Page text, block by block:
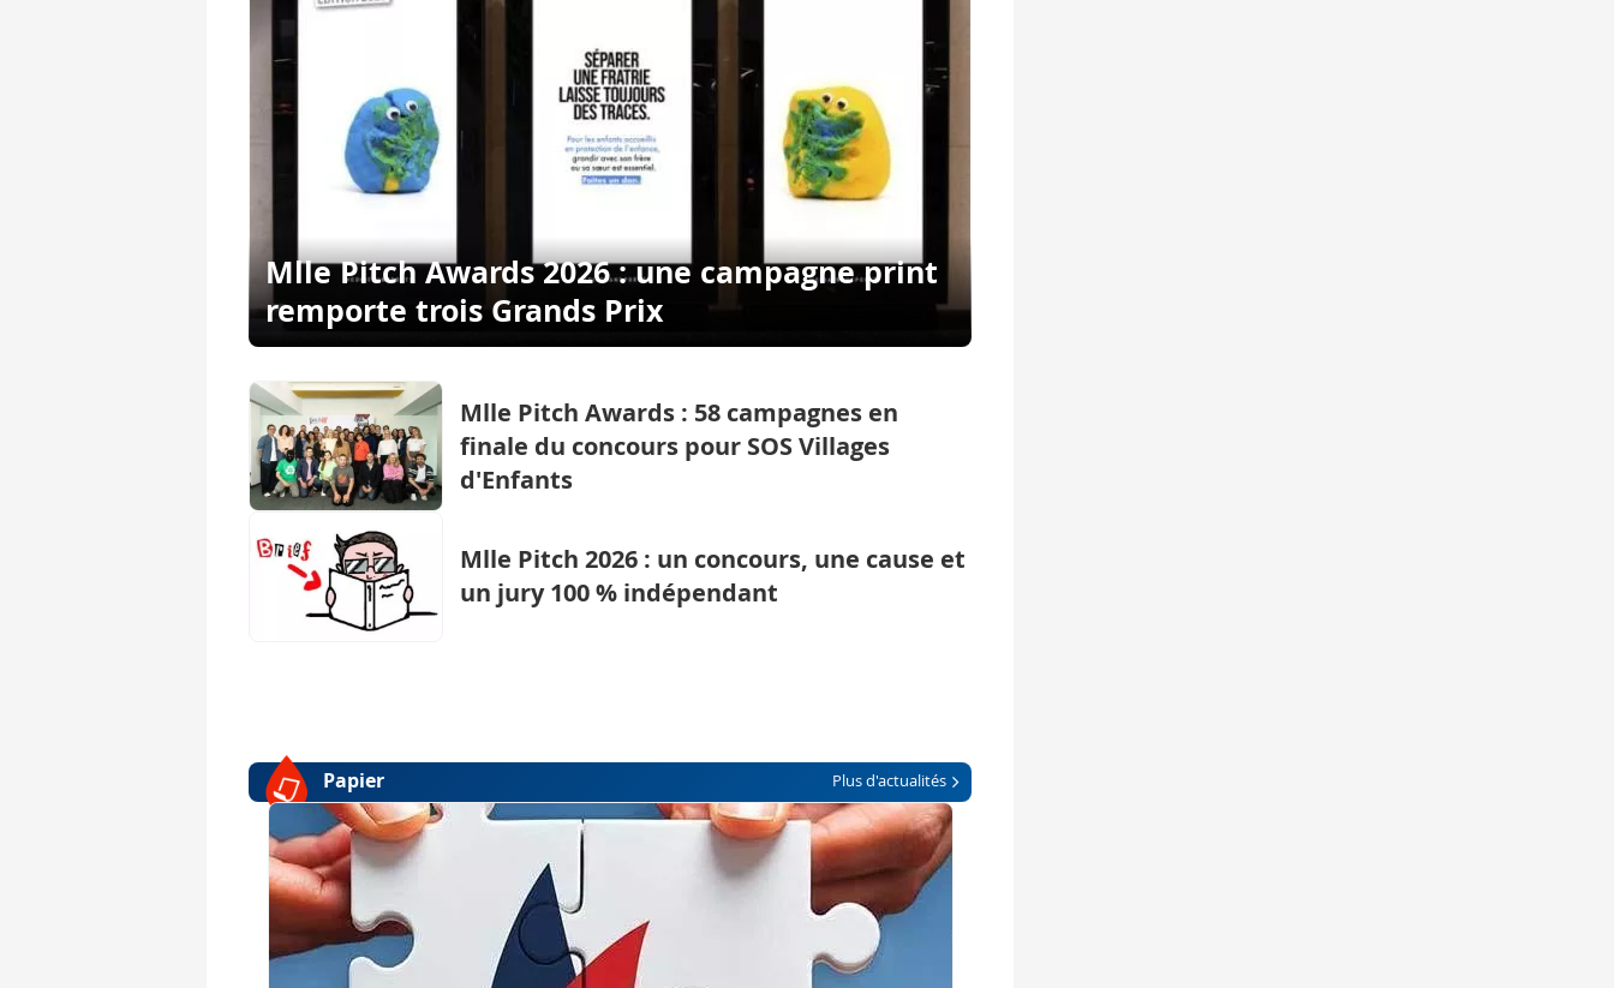
Mlle Pitch Awards 2026 : une campagne print
remporte trois Grands Prix
Mlle Pitch Awards : 58 campagnes en
finale du concours pour SOS Villages
d'Enfants
Mlle Pitch 2026 : un concours, une cause et
un jury 100 % indépendant
Papier Plus d'actualités